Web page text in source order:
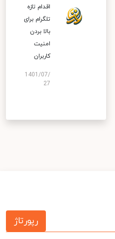
اقدام تازه
تلگرام برای
بالا بردن
امنیت
کاربران
1401/07/
27
رپورتاژ